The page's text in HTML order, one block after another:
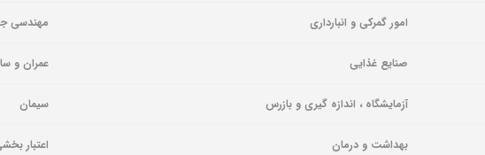
امور گمرکی و انبارداری مهندسی
صنایع غذایی عمران و
آزمایشگاه ، اندازه گیری و بازرس سیمان
بهداشت و درمان اعتبار